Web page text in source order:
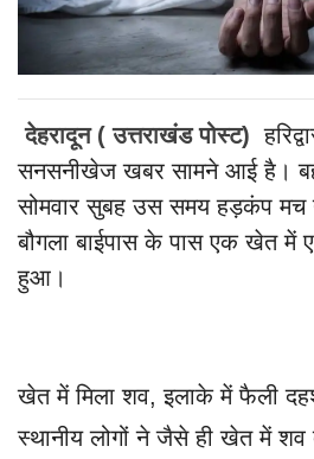
देहरादून ( उत्तराखंड पोस्ट)
सनसनीखेज खबर सामने आई है।
सोमवार सुबह उस समय हड़कंप
बौगला बाईपास के पास एक खेत में
हुआ।
खेत में मिला शव, इलाके में फैली
स्थानीय लोगों ने जैसे ही खेत में